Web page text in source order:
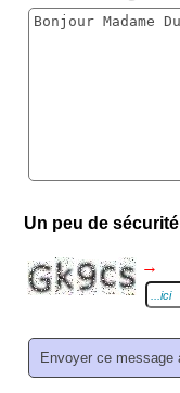
Un peu de sécurité
→